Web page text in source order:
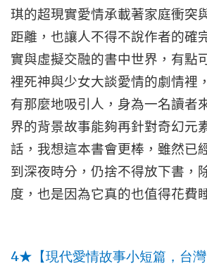
琪的超現實愛情承載著家庭衝突
距離，也讓人不得不說作者的確
實與虛擬交融的書中世界，有點
裡死神與少女大談愛情的劇情裡
有那麼地吸引人，身為一名讀者
界的背景故事能夠再針對奇幻元
話，我想這本書會更棒，雖然已
到深夜時分，仍捨不得放下書，
度，也是因為它真的也值得花費
4★ 【現代愛情故事小短篇，台灣